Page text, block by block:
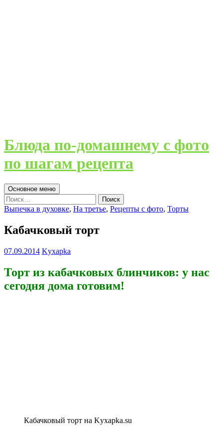
Блюда по-домашнему с фото
по шагам рецепта
Поиск
Основное меню Перейти
к
содержимому
Найти:
Выпечка в духовке, На третье, Рецепты с фото, Торты
Кабачковый торт
07.09.2014 Kyxapka
Торт из кабачковых блинчиков: у нас
сегодня дома готовим!
Кабачковый торт на Kyxapka.su